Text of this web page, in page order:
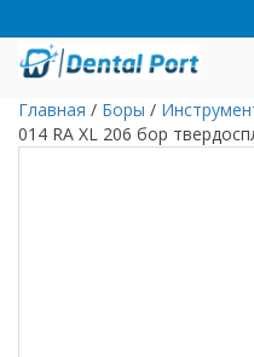
Главная / Боры /
014 RA XL 206 бор